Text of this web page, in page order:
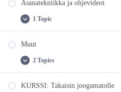
–
min
Asanatekniikka ja ohjevideot
Expand
Asanatekniikka
ja
1 Topic
Muut
Expand
Muut2 Topics
KURSSI: Takaisin joogamatolle